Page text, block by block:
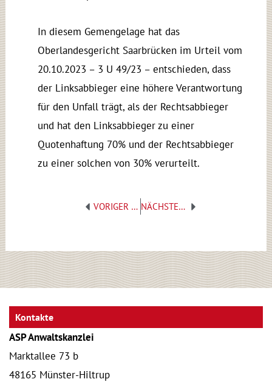
In diesem Gemengelage hat das
Oberlandesgericht Saarbrücken im Urteil vom
20.10.2023 – 3 U 49/23 – entschieden, dass
der Linksabbieger eine höhere Verantwortung
für den Unfall trägt, als der Rechtsabbieger
und hat den Linksabbieger zu einer
Quotenhaftung 70% und der Rechtsabbieger
zu einer solchen von 30% verurteilt.
Zurück VORIGER BEITRAG NÄCHSTER BEITRAG Nächster
Kontakte
ASP Anwaltskanzlei
Marktallee 73 b
48165 Münster-Hiltrup